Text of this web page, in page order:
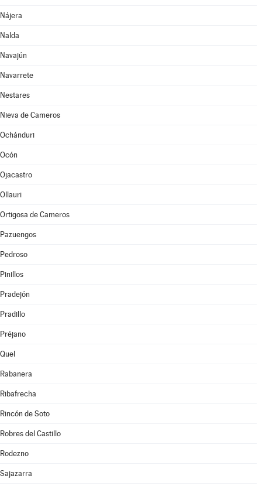
Nájera
Nalda
Navajún
Navarrete
Nestares
Nieva de Cameros
Ochánduri
Ocón
Ojacastro
Ollauri
Ortigosa de Cameros
Pazuengos
Pedroso
Pinillos
Pradejón
Pradillo
Préjano
Quel
Rabanera
Ribafrecha
Rincón de Soto
Robres del Castillo
Rodezno
Sajazarra